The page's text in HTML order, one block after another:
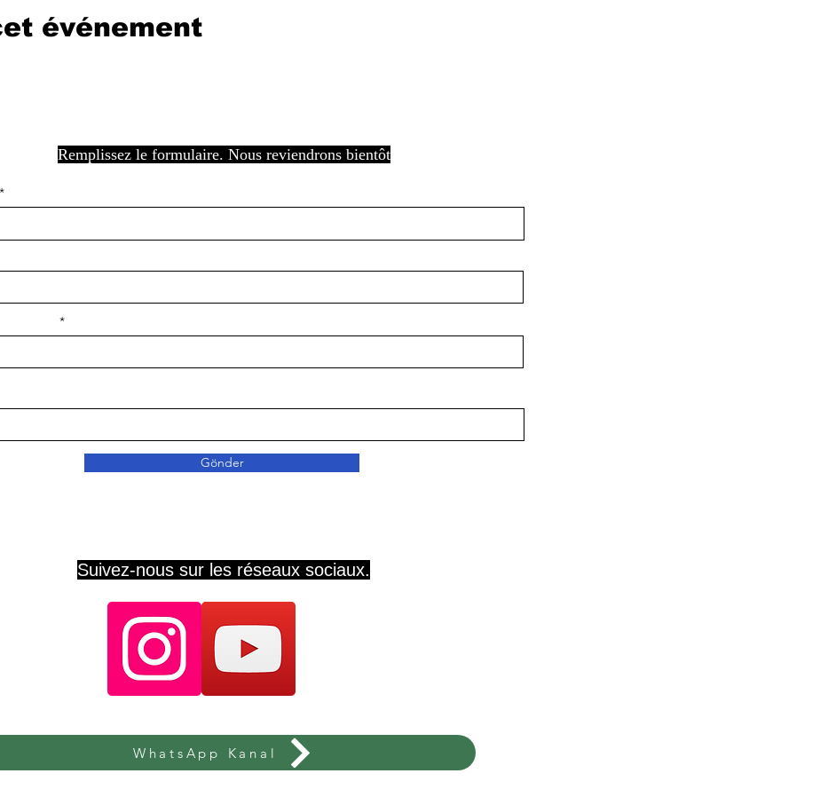
événement
Remplissez le formulaire. Nous reviendrons bientôt
Gönder
Suivez-nous sur les réseaux sociaux.
WhatsApp Kanal